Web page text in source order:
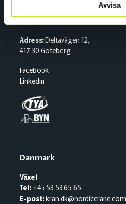
Avvisa
E-post:kran.se@nordiccrane.com
Adress:Deltavägen 12,
417 30 Göteborg
Facebook
Linkedin
Danmark
Växel
Tel:+45 53 53 65 65
E-post:kran.dk@nordiccrane.com